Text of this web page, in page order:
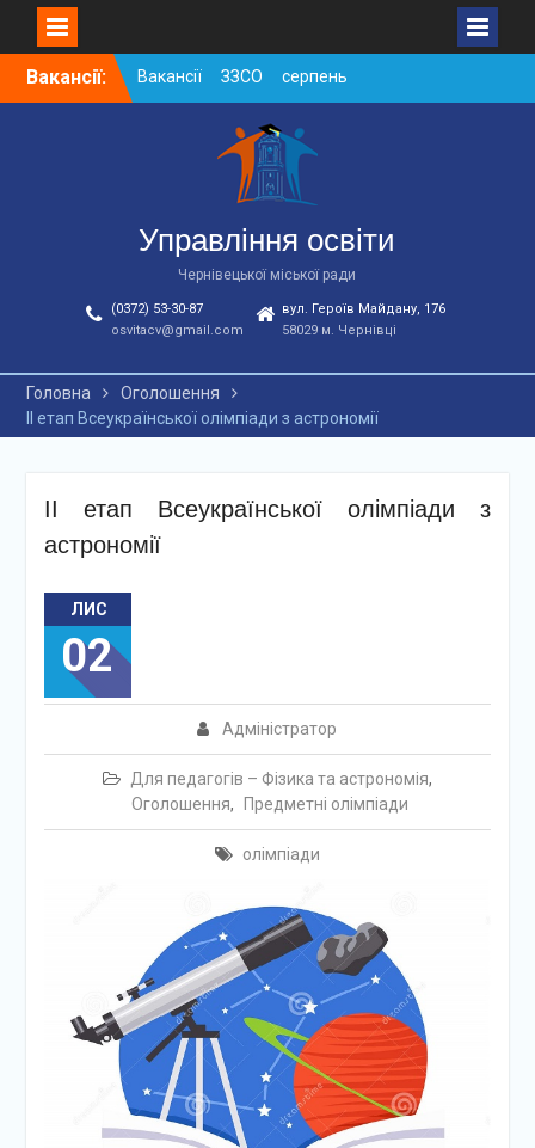
SkipВакансії:
Вакансії ЗЗСО серпень
2026
Вакансії ЗЗСО червень
Вакансії у ЗДО та
дошкільних підрозділах
ЗЗСО станом на
01.08.2026 р.
Управління освіти
Чернівецької міської ради
(0372) 53-30-87
osvitacv@gmail.com
вул. Героїв Майдану, 176
58029 м. Чернівці
Головна
Оголошення
ІІ етап Всеукраїнської олімпіади з астрономії
ІІ етап Всеукраїнської олімпіади з
астрономії
ЛИС
02
Адміністратор
Для педагогів – Фізика та астрономія,
Оголошення, Предметні олімпіади
олімпіади